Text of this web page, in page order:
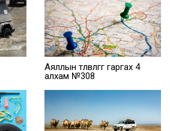
Аяллын төлөвлөгөөг гаргах 4
алхам №308